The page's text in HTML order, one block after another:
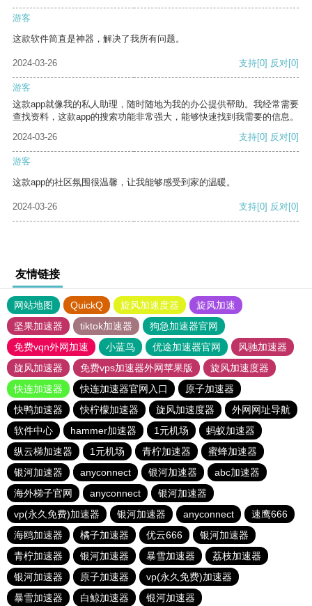
游客
这款软件简直是神器，解决了我所有问题。
2024-03-26 支持[0] 反对[0]
游客
这款app就像我的私人助理，随时随地为我的办公提供帮助。我经常需要
查找资料，这款app的搜索功能非常强大，能够快速找到我需要的信息。
2024-03-26
支持[0] 反对[0]
游客
这款app的社区氛围很温馨，让我能够感受到家的温暖。
2024-03-26 支持[0] 反对[0]
友情链接
网站地图 QuickQ 旋风加速度器
旋风加速
坚果加速器
tiktok加速器
狗急加速器官网
免费vqn外网加速
小蓝鸟 优途加速器官网
风驰加速器
旋风加速器
免费vps加速器外网苹果版
旋风加速度器
快连加速器
快连加速器官网入口
原子加速器
快鸭加速器
快柠檬加速器 旋风加速度器
外网网址导航
软件中心
hammer加速器 1元机场
蚂蚁加速器
纵云梯加速器
1元机场 青柠加速器
蜜蜂加速器
银河加速器
anyconnect 银河加速器
abc加速器
海外梯子官网
anyconnect
银河加速器
vp(永久免费)加速器
银河加速器 anyconnect
速鹰666
海鸥加速器
橘子加速器 优云666
银河加速器
青柠加速器
银河加速器 暴雪加速器
荔枝加速器
银河加速器
原子加速器
vp(永久免费)加速器
暴雪加速器
白鲸加速器 银河加速器